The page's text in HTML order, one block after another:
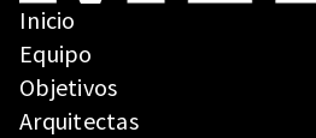
Inicio
Equipo
Objetivos
Arquitectas